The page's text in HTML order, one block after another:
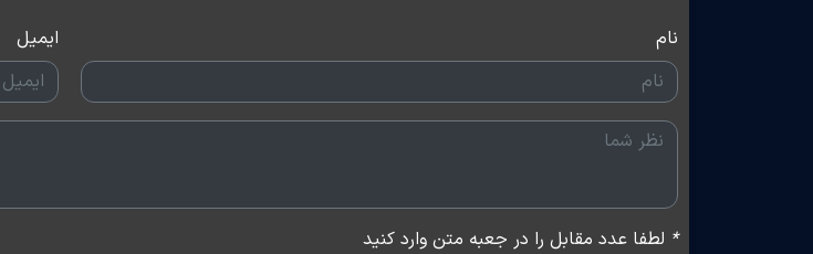
نام ایمیل
* لطفا عدد مقابل را در جعبه متن وارد کنید